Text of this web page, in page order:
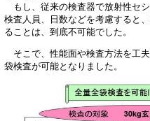
もし、従来の検査器で放射性セ
検査人員、日数などを考慮すると
ることは、到底不可能でした。
そこで、性能面や検査方法を工
袋検査が可能となりました。